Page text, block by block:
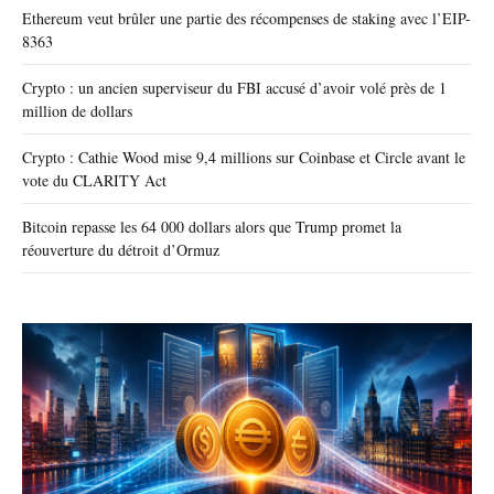
Ethereum veut brûler une partie des récompenses de staking avec l’EIP-
8363
Crypto : un ancien superviseur du FBI accusé d’avoir volé près de 1
million de dollars
Crypto : Cathie Wood mise 9,4 millions sur Coinbase et Circle avant le
vote du CLARITY Act
Bitcoin repasse les 64 000 dollars alors que Trump promet la
réouverture du détroit d’Ormuz